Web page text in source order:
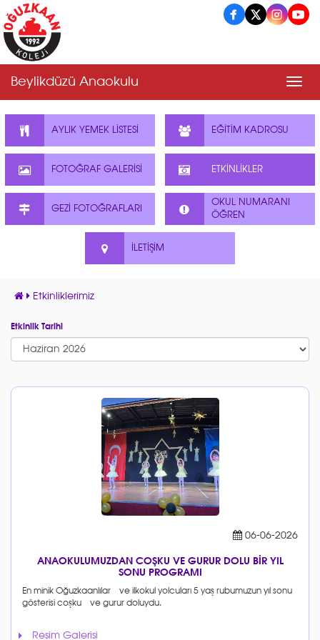
Beylikdüzü Anaokulu
Etkinliklerimiz
Etkinlik Tarihi
06-06-2026
ANAOKULUMUZDAN COŞKU VE GURUR DOLU BİR YIL
SONU PROGRAMI
En minik Oğuzkaanlılar ve ilkokul yolcuları 5 yaş rubumuzun yıl sonu
gösterisi coşku ve gurur doluydu.
Resim Galerisi
AYLIK YEMEK LİSTESİ EĞİTİM KADROSU
FOTOĞRAF GALERİSİ ETKİNLİKLER
GEZİ FOTOĞRAFLARI
OKUL NUMARANI
ÖĞREN
İLETİŞİM